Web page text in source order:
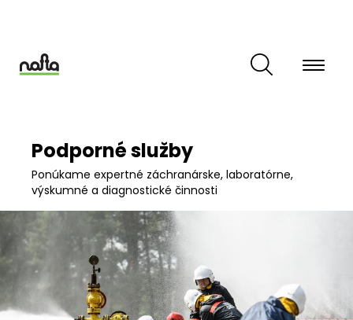
hlavný
Podporné služby
Ponúkame expertné záchranárske, laboratórne,
výskumné a diagnostické činnosti